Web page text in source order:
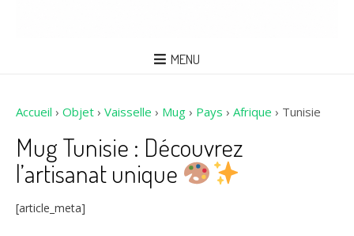
MENU
Accueil › Objet › Vaisselle › Mug › Pays › Afrique › Tunisie
Mug Tunisie : Découvrez
l’artisanat unique
[article_meta]